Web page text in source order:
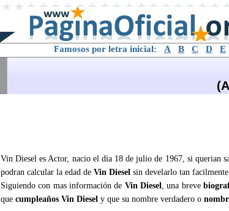
Famosos por letra inicial: A B C D E
Vin Diesel es Actor, nacio el dia 18 de julio de 1967, si querian
podran calcular la edad de Vin Diesel sin develarlo tan facilmente
Siguiendo con mas información de Vin Diesel, una breve
que cumpleaños Vin Diesel y que su nombre verdadero o